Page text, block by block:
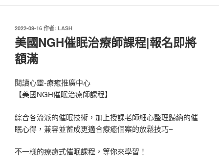
發
佈
於
2022-09-16 作者: LASH
美國NGH催眠治療師課程|報名即將
額滿
閱讀心靈-療癒推廣中心
【美國NGH催眠治療師課程】
綜合各流派的催眠技術，加上授課老師細心整理歸納的催
眠心得，兼容並蓄成更適合療癒個案的放鬆技巧–
不一樣的療癒式催眠課程，等你來學習！